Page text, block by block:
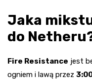
Jaka
do
Fire Resistance jest
ogniem i lawą przez